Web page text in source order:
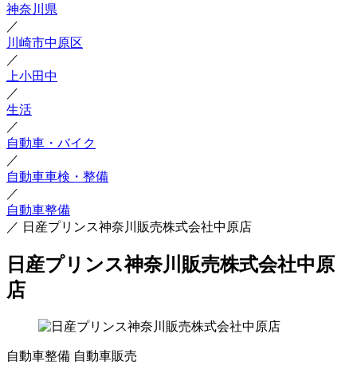
神奈川県
／
川崎市中原区
／
上小田中
／
生活
／
自動車・バイク
／
自動車車検・整備
／
自動車整備
／ 日産プリンス神奈川販売株式会社中原店
日産プリンス神奈川販売株式会社中原
店
自動車整備 自動車販売